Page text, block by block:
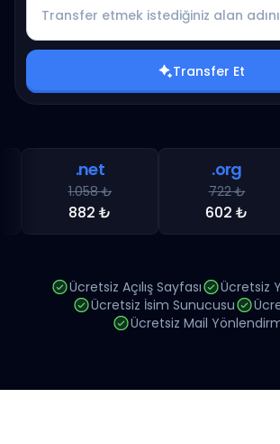
Transfer Et
.net
1.058 ₺
882 ₺
.org
722 ₺
602 ₺
Ücretsiz Açılış Sayfası
Ücretsiz
Ücretsiz İsim Sunucusu
Ücretsiz Mail